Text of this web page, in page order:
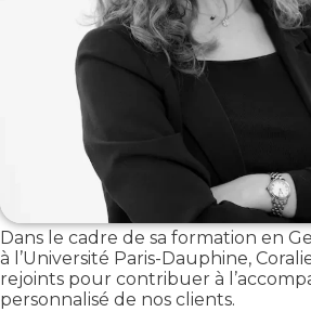
Dans le cadre de sa formation en
à l’Université Paris-Dauphine,
rejoints pour contribuer à
personnalisé de nos clients.